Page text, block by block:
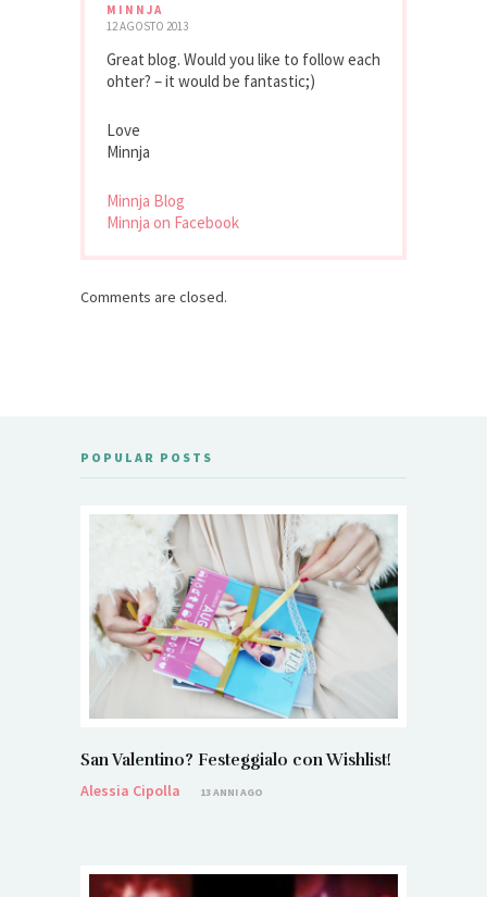
MINNJA
12 AGOSTO 2013
Great blog. Would you like to follow each
ohter? – it would be fantastic;)
Love
Minnja
Minnja Blog
Minnja on Facebook
Comments are closed.
POPULAR POSTS
San Valentino? Festeggialo con Wishlist!
Alessia Cipolla
13 ANNI AGO